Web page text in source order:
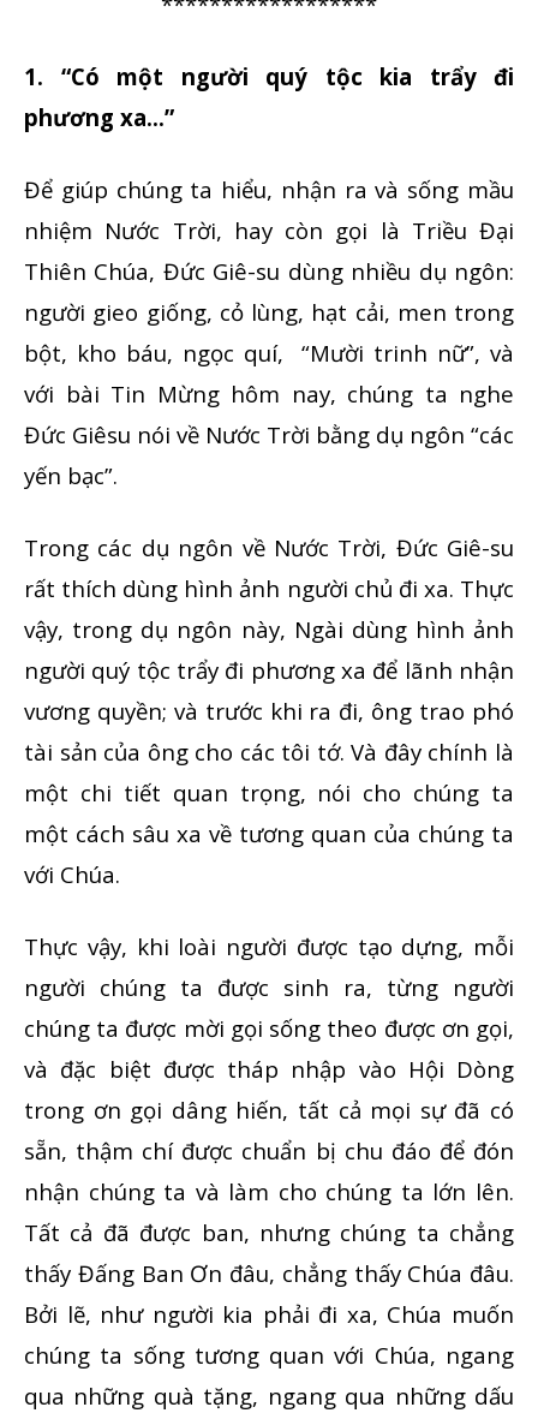
1. “Có một người quý tộc kia trẩy đi
phương xa…”
Để giúp chúng ta hiểu, nhận ra và sống mầu
nhiệm Nước Trời, hay còn gọi là Triều Đại
Thiên Chúa, Đức Giê-su dùng nhiều dụ ngôn:
người gieo giống, cỏ lùng, hạt cải, men trong
bột, kho báu, ngọc quí, “Mười trinh nữ”, và
với bài Tin Mừng hôm nay, chúng ta nghe
Đức Giêsu nói về Nước Trời bằng dụ ngôn “các
yến bạc”.
Trong các dụ ngôn về Nước Trời, Đức Giê-su
rất thích dùng hình ảnh người chủ đi xa. Thực
vậy, trong dụ ngôn này, Ngài dùng hình ảnh
người quý tộc trẩy đi phương xa để lãnh nhận
vương quyền; và trước khi ra đi, ông trao phó
tài sản của ông cho các tôi tớ. Và đây chính là
một chi tiết quan trọng, nói cho chúng ta
một cách sâu xa về tương quan của chúng ta
với Chúa.
Thực vậy, khi loài người được tạo dựng, mỗi
người chúng ta được sinh ra, từng người
chúng ta được mời gọi sống theo được ơn gọi,
và đặc biệt được tháp nhập vào Hội Dòng
trong ơn gọi dâng hiến, tất cả mọi sự đã có
sẵn, thậm chí được chuẩn bị chu đáo để đón
nhận chúng ta và làm cho chúng ta lớn lên.
Tất cả đã được ban, nhưng chúng ta chẳng
thấy Đấng Ban Ơn đâu, chẳng thấy Chúa đâu.
Bởi lẽ, như người kia phải đi xa, Chúa muốn
chúng ta sống tương quan với Chúa, ngang
qua những quà tặng, ngang qua những dấu